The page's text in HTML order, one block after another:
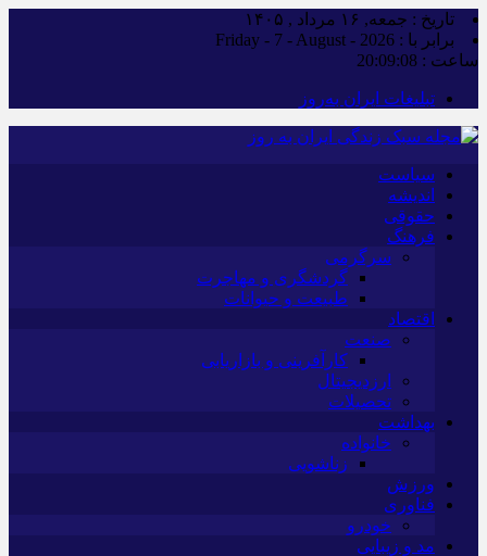
تاریخ : جمعه, ۱۶ مرداد , ۱۴۰۵
برابر با : Friday - 7 - August - 2026
ساعت : 20:09:09
تبلیغات ایران به‌روز
سیاست
اندیشه
حقوقی
فرهنگ
سرگرمی
گردشگری و مهاجرت
طبیعت و حیوانات
اقتصاد
صنعت
کارآفرینی و بازاریابی
ارزدیجیتال
تحصیلات
بهداشت
خانواده
زناشویی
ورزش
فناوری
خودرو
مد و زیبایی